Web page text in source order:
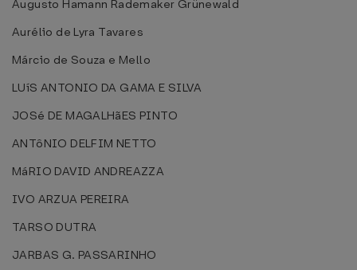
Augusto Hamann Rademaker Grünewald
Aurélio de Lyra Tavares
Márcio de Souza e Mello
LUíS ANTONIO DA GAMA E SILVA
JOSé DE MAGALHãES PINTO
ANTôNIO DELFIM NETTO
MáRIO DAVID ANDREAZZA
IVO ARZUA PEREIRA
TARSO DUTRA
JARBAS G. PASSARINHO